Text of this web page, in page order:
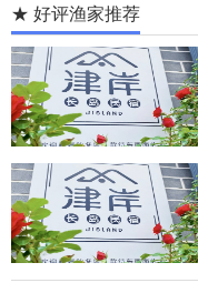
★ 好评渔家推荐